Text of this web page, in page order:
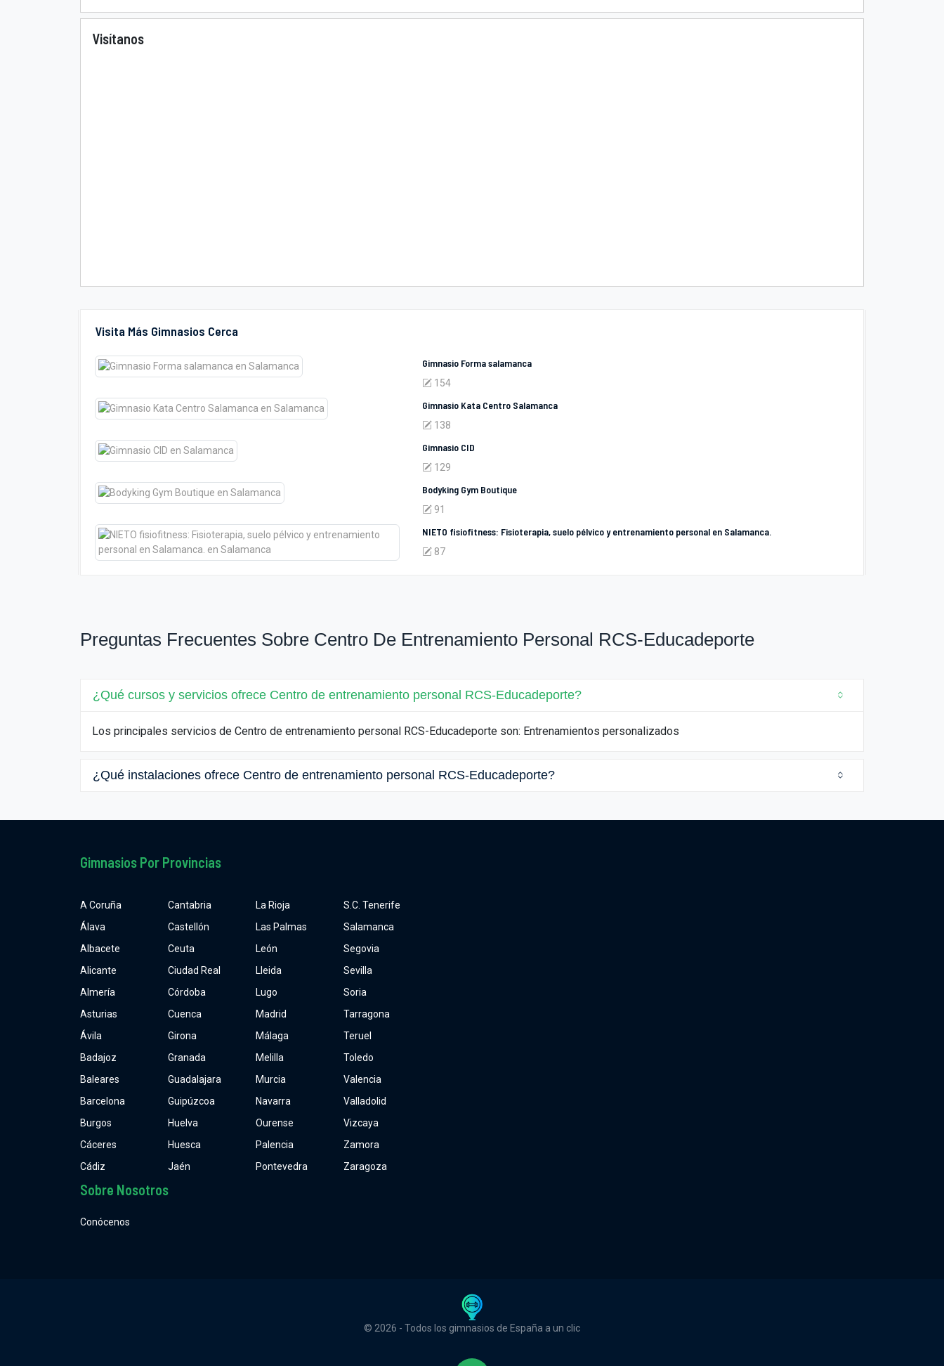
Visita Más Gimnasios Cerca
Gimnasio Forma salamanca
154
Gimnasio Kata Centro Salamanca
138
Gimnasio CID
129
Bodyking Gym Boutique
91
NIETO fisiofitness: Fisioterapia, suelo pélvico y entrenamiento personal en Salamanca.
87
Visítanos
Preguntas Frecuentes Sobre Centro De Entrenamiento Personal RCS-Educadeporte
¿Qué cursos y servicios ofrece Centro de entrenamiento personal RCS-Educadeporte?
Los principales servicios de Centro de entrenamiento personal RCS-Educadeporte son: Entrenamientos personalizados
¿Qué instalaciones ofrece Centro de entrenamiento personal RCS-Educadeporte?
Gimnasios Por Provincias
A Coruña
Álava
Albacete
Alicante
Almería
Asturias
Ávila
Badajoz
Baleares
Barcelona
Burgos
Cáceres
Cádiz
Cantabria
Castellón
Ceuta
Ciudad Real
Córdoba
Cuenca
Girona
Granada
Guadalajara
Guipúzcoa
Huelva
Huesca
Jaén
La Rioja
Las Palmas
León
Lleida
Lugo
Madrid
Málaga
Melilla
Murcia
Navarra
Ourense
Palencia
Pontevedra
S.C. Tenerife
Salamanca
Segovia
Sevilla
Soria
Tarragona
Teruel
Toledo
Valencia
Valladolid
Vizcaya
Zamora
Zaragoza
Sobre Nosotros
Conócenos
© 2026 - Todos los gimnasios de España a un clic